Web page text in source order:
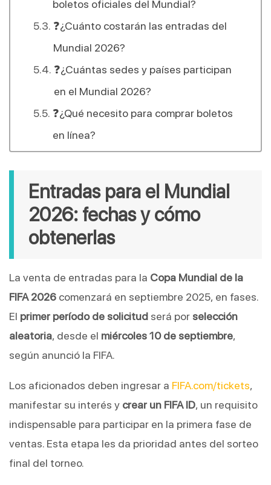
boletos oficiales del Mundial?
❓¿Cuánto costarán las entradas del
Mundial 2026?
❓¿Cuántas sedes y países participan
en el Mundial 2026?
❓¿Qué necesito para comprar boletos
en línea?
Entradas para el Mundial
2026: fechas y cómo
obtenerlas
La venta de entradas para la Copa Mundial de la
FIFA 2026 comenzará en septiembre 2025, en fases.
El primer período de solicitud será por selección
aleatoria, desde el miércoles 10 de septiembre,
según anunció la FIFA.
Los aficionados deben ingresar a FIFA.com/tickets,
manifestar su interés y crear un FIFA ID, un requisito
indispensable para participar en la primera fase de
ventas. Esta etapa les da prioridad antes del sorteo
final del torneo.